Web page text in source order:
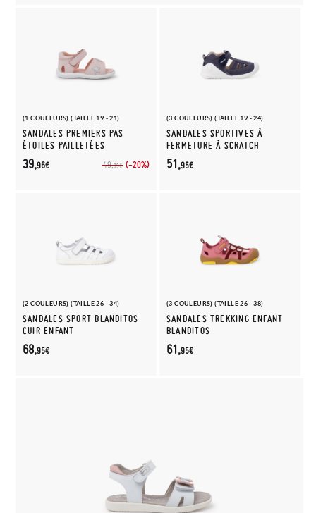
(1 COULEURS) (TAILLE 19 - 21)
SANDALES PREMIERS PAS
ÉTOILES PAILLETÉES
49,95€ (-20%)
39,96€
(3 COULEURS) (TAILLE 19 - 24)
SANDALES SPORTIVES À
FERMETURE À SCRATCH
51,95€
(2 COULEURS) (TAILLE 26 - 34)
SANDALES SPORT BLANDITOS
CUIR ENFANT
68,95€
(3 COULEURS) (TAILLE 26 - 38)
SANDALES TREKKING ENFANT
BLANDITOS
61,95€